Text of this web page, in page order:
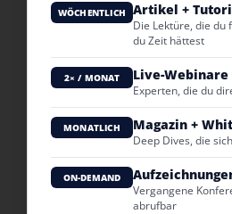
WÖCHENTLICH Artikel +
Die Lektüre, die du
du Zeit hättest
2× / MONAT Live-Webinare
Experten, die du
MONATLICH Magazin +
Deep Dives, die
ON-DEMAND
Vergangene
abrufbar